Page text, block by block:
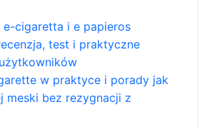
e-cigaretta i e papieros
test i praktyczne
w praktyce i porady jak
meski bez rezygnacji z